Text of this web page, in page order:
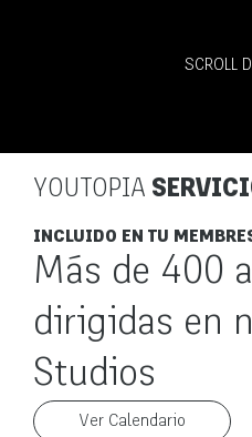
SCROLL
YOUTOPIA
INCLUIDO EN TU
Más de 400
dirigidas en
Studios
Ver Calendario